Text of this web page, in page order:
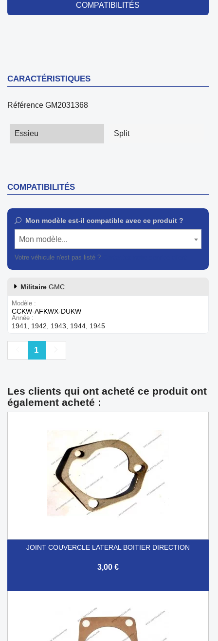
COMPATIBILITÉS
CARACTÉRISTIQUES
Référence GM2031368
Essieu Split
COMPATIBILITÉS
Mon modèle est-il compatible avec ce produit ?
Mon modèle...
Votre véhicule n'est pas listé ?
Militaire GMC
Modèle
CCKW-AFKWX-DUKW
Année
1941, 1942, 1943, 1944, 1945
Précédent
1
Les clients qui ont acheté ce produit ont
également acheté :
JOINT COUVERCLE LATERAL BOITIER DIRECTION
3,00 €